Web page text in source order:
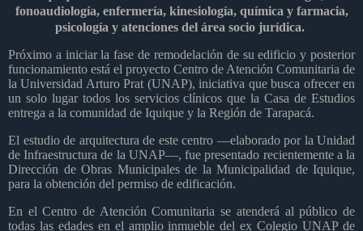
fonoaudiología, enfermería, kinesiología, química y farmacia,
psicología y atenciones del área socio jurídica.
Próximo a iniciar la fase de remodelación de su edificio y posterior
funcionamiento está el proyecto Centro de Atención Comunitaria de
la Universidad Arturo Prat (UNAP), iniciativa que busca ofrecer en
un solo lugar todos los servicios clínicos que la Casa de Estudios
entrega a la comunidad de Iquique y la Región de Tarapacá.
El estudio de arquitectura de este centro —elaborado por la Unidad
de Infraestructura de la UNAP—, fue presentado recientemente a la
Dirección de Obras Municipales de la Municipalidad de Iquique,
para la obtención del permiso de edificación.
En el Centro de Atención Comunitaria se atenderá al público de
todas las edades en el amplio inmueble del ex Colegio UNAP de